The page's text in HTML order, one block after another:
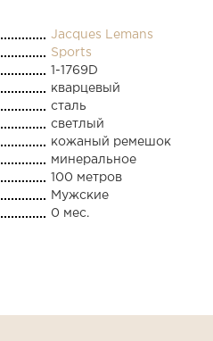
Jacques Lemans
Sports
1-1769D
кварцевый
сталь
светлый
кожаный ремешок
минеральное
100 метров
Мужские
0 мес.